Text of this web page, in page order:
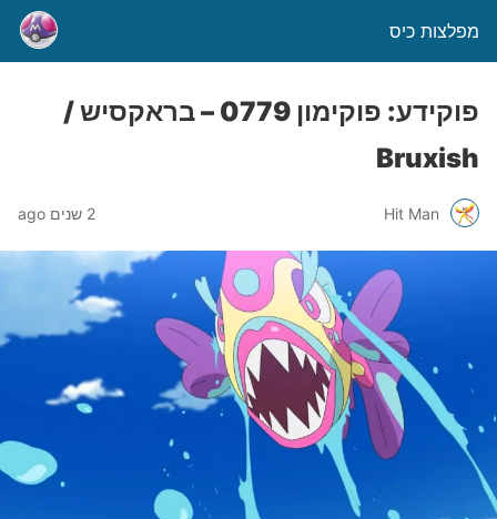
מפלצות כיס
פוקידע: פוקימון 0779 – בראקסיש /
Bruxish
Hit Man 2 שנים ago